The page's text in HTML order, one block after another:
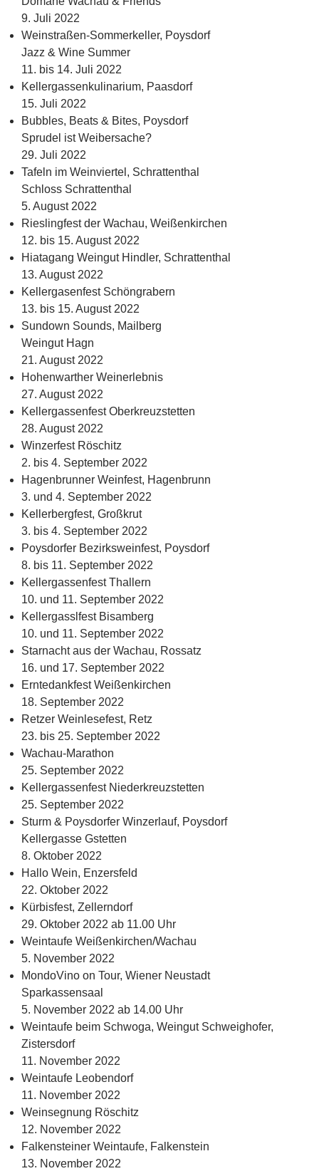
9. Juli 2022
Weinstraßen-Sommerkeller, Poysdorf
Jazz & Wine Summer
11. bis 14. Juli 2022
Kellergassenkulinarium, Paasdorf
15. Juli 2022
Bubbles, Beats & Bites, Poysdorf
Sprudel ist Weibersache?
29. Juli 2022
Tafeln im Weinviertel, Schrattenthal
Schloss Schrattenthal
5. August 2022
Rieslingfest der Wachau, Weißenkirchen
12. bis 15. August 2022
Hiatagang Weingut Hindler, Schrattenthal
13. August 2022
Kellergasenfest Schöngrabern
13. bis 15. August 2022
Sundown Sounds, Mailberg
Weingut Hagn
21. August 2022
Hohenwarther Weinerlebnis
27. August 2022
Kellergassenfest Oberkreuzstetten
28. August 2022
Winzerfest Röschitz
2. bis 4. September 2022
Hagenbrunner Weinfest, Hagenbrunn
3. und 4. September 2022
Kellerbergfest, Großkrut
3. bis 4. September 2022
Poysdorfer Bezirksweinfest, Poysdorf
8. bis 11. September 2022
Kellergassenfest Thallern
10. und 11. September 2022
Kellergasslfest Bisamberg
10. und 11. September 2022
Starnacht aus der Wachau, Rossatz
16. und 17. September 2022
Erntedankfest Weißenkirchen
18. September 2022
Retzer Weinlesefest, Retz
23. bis 25. September 2022
Wachau-Marathon
25. September 2022
Kellergassenfest Niederkreuzstetten
25. September 2022
Sturm & Poysdorfer Winzerlauf, Poysdorf
Kellergasse Gstetten
8. Oktober 2022
Hallo Wein, Enzersfeld
22. Oktober 2022
Kürbisfest, Zellerndorf
29. Oktober 2022 ab 11.00 Uhr
Weintaufe Weißenkirchen/Wachau
5. November 2022
MondoVino on Tour, Wiener Neustadt
Sparkassensaal
5. November 2022 ab 14.00 Uhr
Weintaufe beim Schwoga, Weingut Schweighofer,
Zistersdorf
11. November 2022
Weintaufe Leobendorf
11. November 2022
Weinsegnung Röschitz
12. November 2022
Falkensteiner Weintaufe, Falkenstein
13. November 2022